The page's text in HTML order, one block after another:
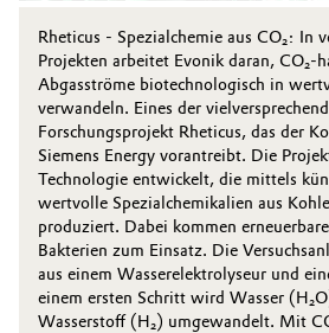
Rheticus - Spezialchemie aus CO₂: In
Projekten arbeitet Evonik daran, CO₂-
Abgasströme biotechnologisch in
verwandeln. Eines der
Forschungsprojekt Rheticus, das der
Siemens Energy vorantreibt. Die
Technologie entwickelt, die mittels
wertvolle ­Spezialchemikalien aus
produziert. Dabei kommen
Bakterien zum Einsatz. Die
aus einem Wasserelektrolyseur und
einem ersten Schritt wird Wasser
Wasserstoff (H₂) umgewandelt. Mit